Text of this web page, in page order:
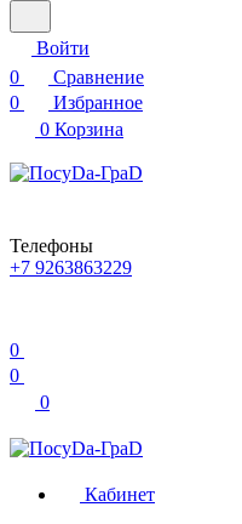
Войти
0
Сравнение
0
Избранное
0 Корзина
Телефоны
+7 9263863229
0
0
0
Кабинет